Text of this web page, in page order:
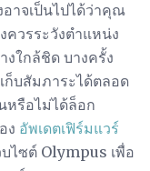
าจเป็นไปได้ว่าคุณ
ควรระวังตำแหน่ง
ใกล้ชิด บางครั้ง
ก็บสัมภาระได้ตลอด
หรือไม่ได้ล็อก
ง อัพเดตเฟิร์มแวร์
ไซต์ Olympus เพื่อ